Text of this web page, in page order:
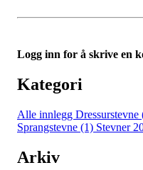
Logg inn for å skrive en
Kategori
Alle innlegg Dressurstevne
Sprangstevne (1) Stevner
Arkiv